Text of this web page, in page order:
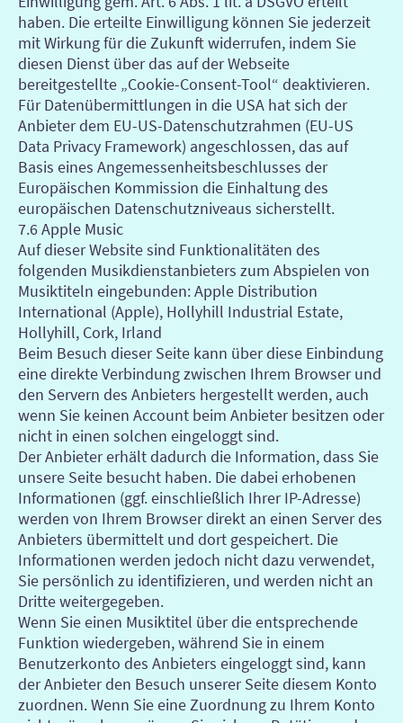
haben. Die erteilte Einwilligung können Sie jederzeit
mit Wirkung für die Zukunft widerrufen, indem Sie
diesen Dienst über das auf der Webseite
bereitgestellte „Cookie-Consent-Tool“ deaktivieren.
Für Datenübermittlungen in die USA hat sich der
Anbieter dem EU-US-Datenschutzrahmen (EU-US
Data Privacy Framework) angeschlossen, das auf
Basis eines Angemessenheitsbeschlusses der
Europäischen Kommission die Einhaltung des
europäischen Datenschutzniveaus sicherstellt.
7.6 Apple Music
Auf dieser Website sind Funktionalitäten des
folgenden Musikdienstanbieters zum Abspielen von
Musiktiteln eingebunden: Apple Distribution
International (Apple), Hollyhill Industrial Estate,
Hollyhill, Cork, Irland
Beim Besuch dieser Seite kann über diese Einbindung
eine direkte Verbindung zwischen Ihrem Browser und
den Servern des Anbieters hergestellt werden, auch
wenn Sie keinen Account beim Anbieter besitzen oder
nicht in einen solchen eingeloggt sind.
Der Anbieter erhält dadurch die Information, dass Sie
unsere Seite besucht haben. Die dabei erhobenen
Informationen (ggf. einschließlich Ihrer IP-Adresse)
werden von Ihrem Browser direkt an einen Server des
Anbieters übermittelt und dort gespeichert. Die
Informationen werden jedoch nicht dazu verwendet,
Sie persönlich zu identifizieren, und werden nicht an
Dritte weitergegeben.
Wenn Sie einen Musiktitel über die entsprechende
Funktion wiedergeben, während Sie in einem
Benutzerkonto des Anbieters eingeloggt sind, kann
der Anbieter den Besuch unserer Seite diesem Konto
zuordnen. Wenn Sie eine Zuordnung zu Ihrem Konto